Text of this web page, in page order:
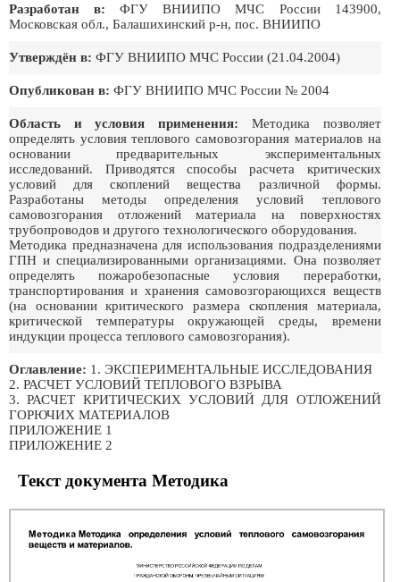
Разработан в: ФГУ ВНИИПО МЧС России 143900,
Московская обл., Балашихинский р-н, пос. ВНИИПО
Утверждён в: ФГУ ВНИИПО МЧС России (21.04.2004)
Опубликован в: ФГУ ВНИИПО МЧС России № 2004
Область и условия применения: Методика позволяет
определять условия теплового самовозгорания материалов на
основании предварительных экспериментальных
исследований. Приводятся способы расчета критических
условий для скоплений вещества различной формы.
Разработаны методы определения условий теплового
самовозгорания отложений материала на поверхностях
трубопроводов и другого технологического оборудования.
Методика предназначена для использования подразделениями
ГПН и специализированными организациями. Она позволяет
определять пожаробезопасные условия переработки,
транспортирования и хранения самовозгорающихся веществ
(на основании критического размера скопления материала,
критической температуры окружающей среды, времени
индукции процесса теплового самовозгорания).
Оглавление: 1. ЭКСПЕРИМЕНТАЛЬНЫЕ ИССЛЕДОВАНИЯ
2. РАСЧЕТ УСЛОВИЙ ТЕПЛОВОГО ВЗРЫВА
3. РАСЧЕТ КРИТИЧЕСКИХ УСЛОВИЙ ДЛЯ ОТЛОЖЕНИЙ
ГОРЮЧИХ МАТЕРИАЛОВ
ПРИЛОЖЕНИЕ 1
ПРИЛОЖЕНИЕ 2
Текст документа Методика